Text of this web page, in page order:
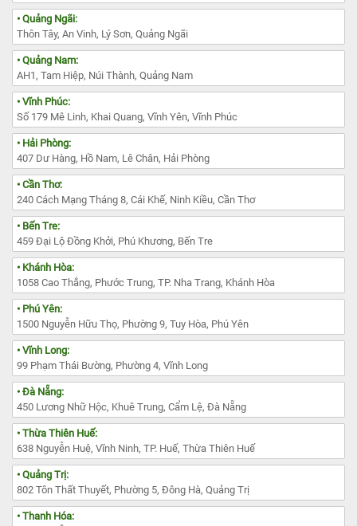
• Quảng Ngãi:
Thôn Tây, An Vinh, Lý Sơn, Quảng Ngãi
• Quảng Nam:
AH1, Tam Hiệp, Núi Thành, Quảng Nam
• Vĩnh Phúc:
Số 179 Mê Linh, Khai Quang, Vĩnh Yên, Vĩnh Phúc
• Hải Phòng:
407 Dư Hàng, Hồ Nam, Lê Chân, Hải Phòng
• Cần Thơ:
240 Cách Mạng Tháng 8, Cái Khế, Ninh Kiều, Cần Thơ
• Bến Tre:
459 Đại Lộ Đồng Khởi, Phú Khương, Bến Tre
• Khánh Hòa:
1058 Cao Thắng, Phước Trung, TP. Nha Trang, Khánh Hòa
• Phú Yên:
1500 Nguyễn Hữu Thọ, Phường 9, Tuy Hòa, Phú Yên
• Vĩnh Long:
99 Phạm Thái Bường, Phường 4, Vĩnh Long
• Đà Nẵng:
450 Lương Nhữ Hộc, Khuê Trung, Cẩm Lệ, Đà Nẵng
• Thừa Thiên Huế:
638 Nguyễn Huệ, Vĩnh Ninh, TP. Huế, Thừa Thiên Huế
• Quảng Trị:
802 Tôn Thất Thuyết, Phường 5, Đông Hà, Quảng Trị
• Thanh Hóa: